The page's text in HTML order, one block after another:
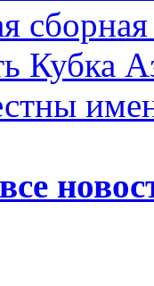
Кубка
все